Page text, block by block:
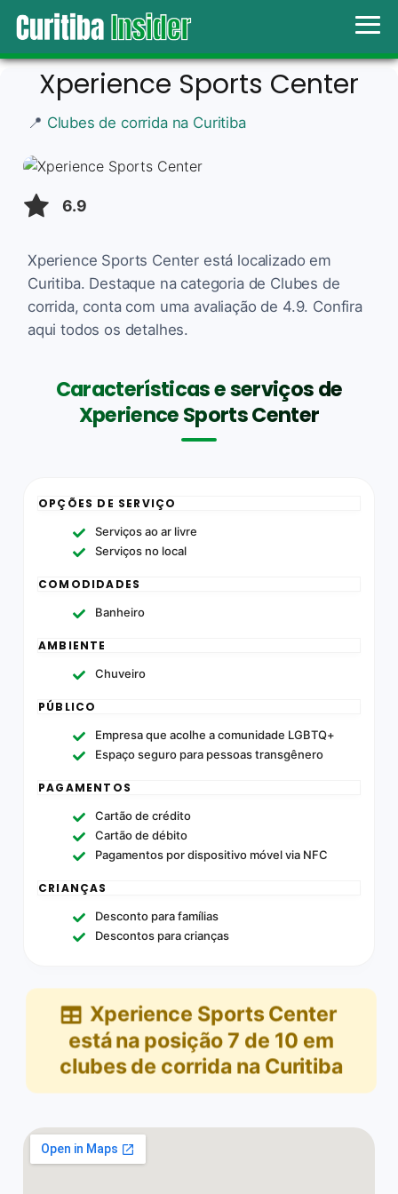
Xperience Sports Center
📍 Clubes de corrida na Curitiba
6.9
Xperience Sports Center está localizado em
Curitiba. Destaque na categoria de Clubes de
corrida, conta com uma avaliação de 4.9. Confira
aqui todos os detalhes.
Características e serviços de
Xperience Sports Center
OPÇÕES DE SERVIÇO
Serviços ao ar livre
Serviços no local
COMODIDADES
Banheiro
AMBIENTE
Chuveiro
PÚBLICO
Empresa que acolhe a comunidade LGBTQ+
Espaço seguro para pessoas transgênero
PAGAMENTOS
Cartão de crédito
Cartão de débito
Pagamentos por dispositivo móvel via NFC
CRIANÇAS
Desconto para famílias
Descontos para crianças
Xperience Sports Center
está na posição7 de 10 em
clubes de corrida na Curitiba